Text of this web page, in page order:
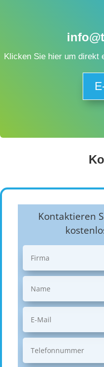
Klicken Sie hier um direkt
Kontaktieren